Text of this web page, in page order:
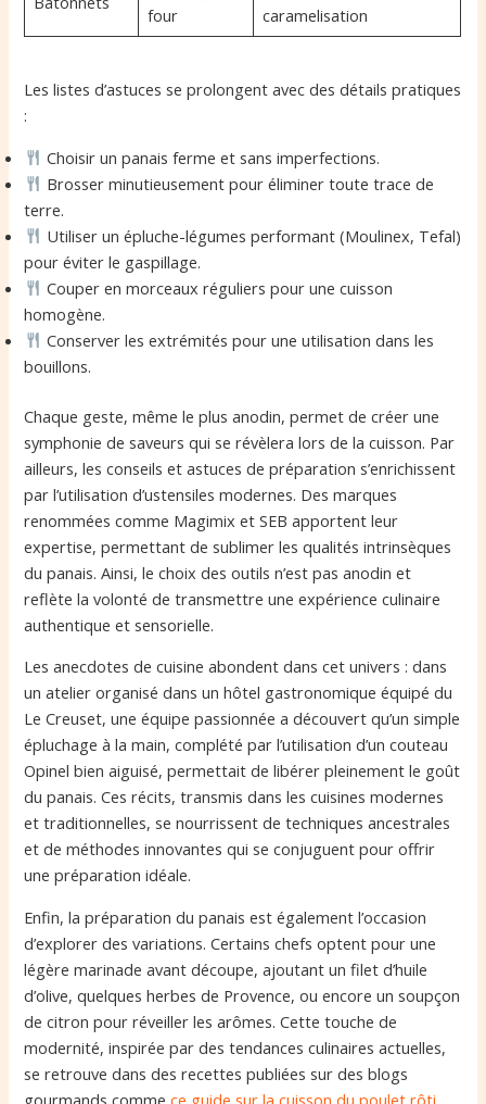
four
caramelisation
Les listes d’astuces se prolongent avec des détails pratiques
:
Choisir un panais ferme et sans imperfections.
Brosser minutieusement pour éliminer toute trace de
terre.
Utiliser un épluche-légumes performant (Moulinex, Tefal)
pour éviter le gaspillage.
Couper en morceaux réguliers pour une cuisson
homogène.
Conserver les extrémités pour une utilisation dans les
bouillons.
Chaque geste, même le plus anodin, permet de créer une
symphonie de saveurs qui se révèlera lors de la cuisson. Par
ailleurs, les conseils et astuces de préparation s’enrichissent
par l’utilisation d’ustensiles modernes. Des marques
renommées comme Magimix et SEB apportent leur
expertise, permettant de sublimer les qualités intrinsèques
du panais. Ainsi, le choix des outils n’est pas anodin et
reflète la volonté de transmettre une expérience culinaire
authentique et sensorielle.
Les anecdotes de cuisine abondent dans cet univers : dans
un atelier organisé dans un hôtel gastronomique équipé du
Le Creuset, une équipe passionnée a découvert qu’un simple
épluchage à la main, complété par l’utilisation d’un couteau
Opinel bien aiguisé, permettait de libérer pleinement le goût
du panais. Ces récits, transmis dans les cuisines modernes
et traditionnelles, se nourrissent de techniques ancestrales
et de méthodes innovantes qui se conjuguent pour offrir
une préparation idéale.
Enfin, la préparation du panais est également l’occasion
d’explorer des variations. Certains chefs optent pour une
légère marinade avant découpe, ajoutant un filet d’huile
d’olive, quelques herbes de Provence, ou encore un soupçon
de citron pour réveiller les arômes. Cette touche de
modernité, inspirée par des tendances culinaires actuelles,
se retrouve dans des recettes publiées sur des blogs
gourmands commece guide sur la cuisson du poulet rôti